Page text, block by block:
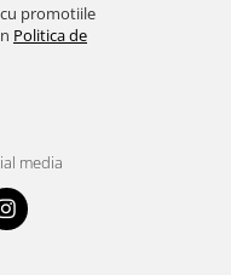
promotiile
Politica de
media